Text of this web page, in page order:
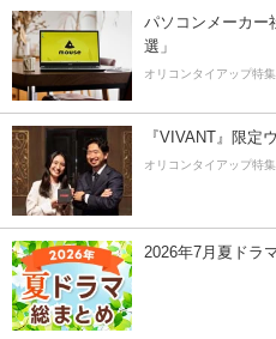
パソコンメーカー
選」
オリコンタイアップ特集
『VIVANT』限定
オリコンタイアップ特集
2026年7月夏ドラ